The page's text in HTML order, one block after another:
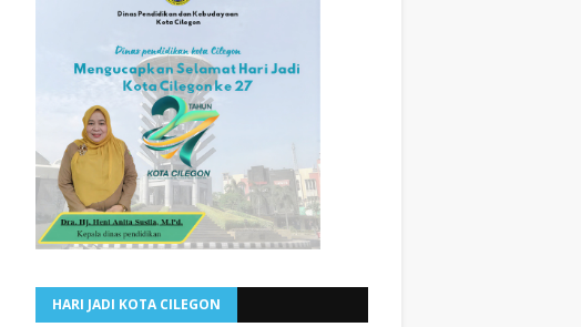
HARI JADI KOTA CILEGON